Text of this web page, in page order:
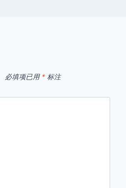
必填项已用 * 标注